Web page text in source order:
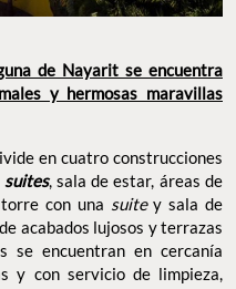
de Nayarit se encuentra
y hermosas maravillas
en cuatro construcciones
suites, sala de estar, áreas de
con una suitey sala de
de acabados lujosos y terrazas
se encuentran en cercanía
y con servicio de limpieza,